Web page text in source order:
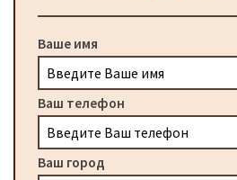
Ваше имя
Ваш телефон
Ваш город